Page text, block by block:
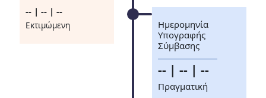
-- | -- | --
Eκτιμώμενη
Ημερομηνία
Υπογραφής
Σύμβασης
-- | -- | --
Πραγματική